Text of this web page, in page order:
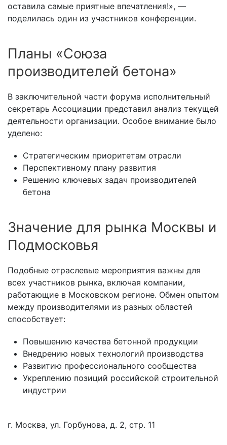
оставила самые приятные впечатления!», —
поделилась один из участников конференции.
Планы «Союза
производителей бетона»
В заключительной части форума исполнительный
секретарь Ассоциации представил анализ текущей
деятельности организации. Особое внимание было
уделено:
Стратегическим приоритетам отрасли
Перспективному плану развития
Решению ключевых задач производителей
бетона
Значение для рынка Москвы и
Подмосковья
Подобные отраслевые мероприятия важны для
всех участников рынка, включая компании,
работающие в Московском регионе. Обмен опытом
между производителями из разных областей
способствует:
Повышению качества бетонной продукции
Внедрению новых технологий производства
Развитию профессионального сообщества
Укреплению позиций российской строительной
индустрии
г. Москва, ул. Горбунова, д. 2, стр. 11